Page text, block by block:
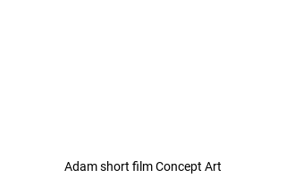
Adam short film Concept Art